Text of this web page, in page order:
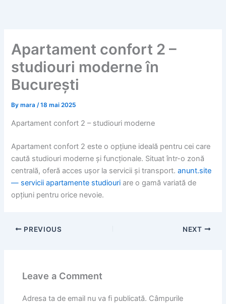
Apartament confort 2 –
studiouri moderne în
București
Bymara/18 mai 2025
Apartament confort 2 – studiouri moderne
Apartament confort 2 este o opțiune ideală pentru cei care
caută studiouri moderne și funcționale. Situat într-o zonă
centrală, oferă acces ușor la servicii și transport.anunt.site
— servicii apartamente studiouri are o gamă variată de
opțiuni pentru orice nevoie.
PREVIOUS NEXT
Leave a Comment
Adresa ta de email nu va fi publicată. Câmpurile